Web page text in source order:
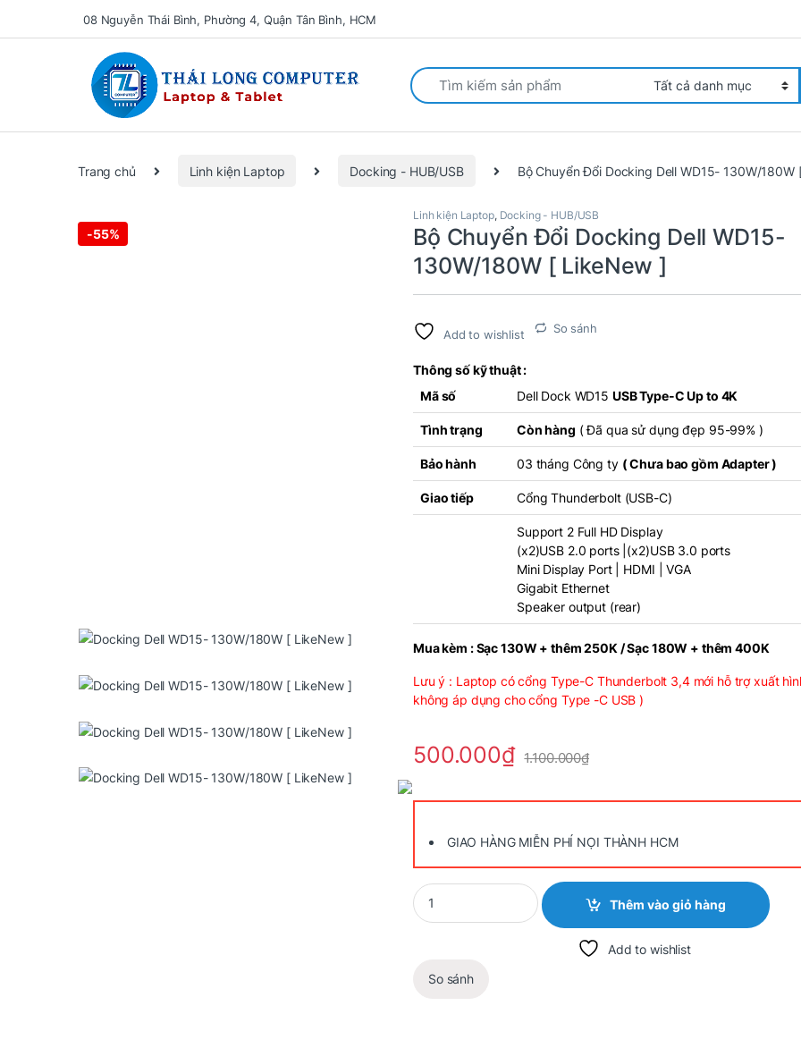
08 Nguyễn Thái Bình, Phường 4, Quận Tân Bình, HCM
Search for:
Trang chủ Linh kiện Laptop Docking - HUB/USB Bộ Chuyển Đổi Docking Dell WD15- 130W/180W
-55%
Linh kiện Laptop, Docking - HUB/USB
Bộ Chuyển Đổi Docking Dell WD15-
130W/180W [ LikeNew ]
Add to wishlist So sánh
Thông số kỹ thuật :
Mã số
Dell Dock WD15 USB Type-C Up to 4K
Tình trạng Còn hàng ( Đã qua sử dụng đẹp 95-99% )
Bảo hành 03 tháng Công ty ( Chưa bao gồm Adapter )
Giao tiếp Cổng Thunderbolt (USB-C)
Support 2 Full HD Display
(x2)USB 2.0 ports |(x2)USB 3.0 ports
Mini Display Port | HDMI | VGA
Gigabit Ethernet
Speaker output (rear)
Mua kèm : Sạc 130W + thêm 250K / Sạc 180W + thêm 400K
Lưu ý : Laptop có cổng Type-C Thunderbolt 3,4 mới hỗ trợ xuất
không áp dụng cho cổng Type -C USB )
500.000₫ 1.100.000₫
GIAO HÀNG MIỄN PHÍ NỌI THÀNH HCM
Quantity
Thêm vào giỏ hàng
Add to wishlist
So sánh